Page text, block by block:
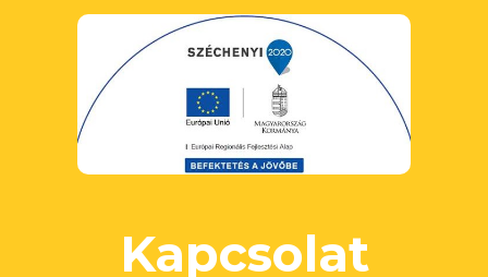
Kapcsolat